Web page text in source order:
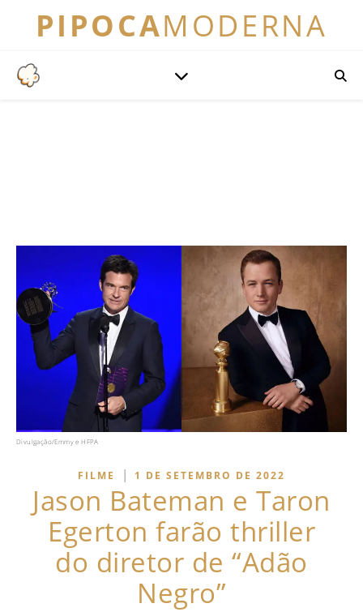
PIPOCAMODERNA
Divulgação/Emmy e HFPA
FILME | 1 DE SETEMBRO DE 2022
Jason Bateman e Taron
Egerton farão thriller
do diretor de “Adão
Negro”